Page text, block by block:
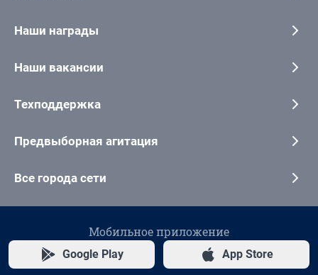
Наши награды
Наши вакансии
Техподдержка
Предвыборная агитация
Все города сети
Мобильное приложение
Google Play App Store